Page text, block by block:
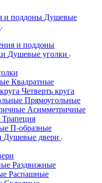
Душевые
и поддоны
Душевые уголки
Квадратные
Четверть круга
Прямоугольные
Асимметричные
Трапеция
П-образные
Душевые двери
Раздвижные
Распашные